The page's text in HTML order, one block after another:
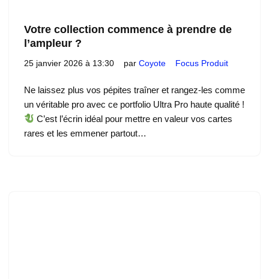
Votre collection commence à prendre de
l’ampleur ?
25 janvier 2026 à 13:30 par Coyote Focus Produit
Ne laissez plus vos pépites traîner et rangez-les comme
un véritable pro avec ce portfolio Ultra Pro haute qualité !
C’est l’écrin idéal pour mettre en valeur vos cartes
rares et les emmener partout…